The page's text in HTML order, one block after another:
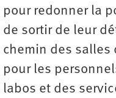
pour redonner la
de sortir de leur
chemin des salles
pour les
labos et des